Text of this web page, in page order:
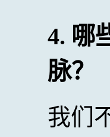
4. 哪
脉？
我们